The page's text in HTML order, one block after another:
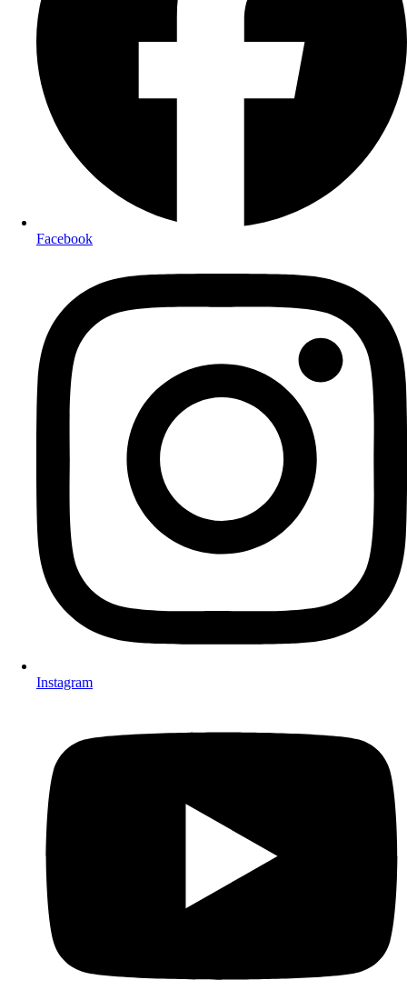
Facebook
Instagram